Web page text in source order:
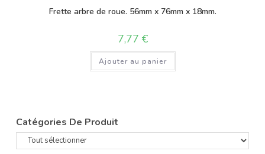
Frette arbre de roue. 56mm x 76mm x 18mm.
7,77 €
Ajouter au panier
Catégories De Produit